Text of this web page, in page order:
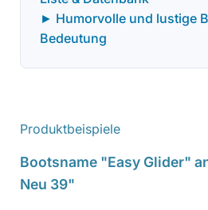
► Humorvolle und lustige
Bedeutung
Produktbeispiele
Bootsname "Easy Glider"
Neu 39"